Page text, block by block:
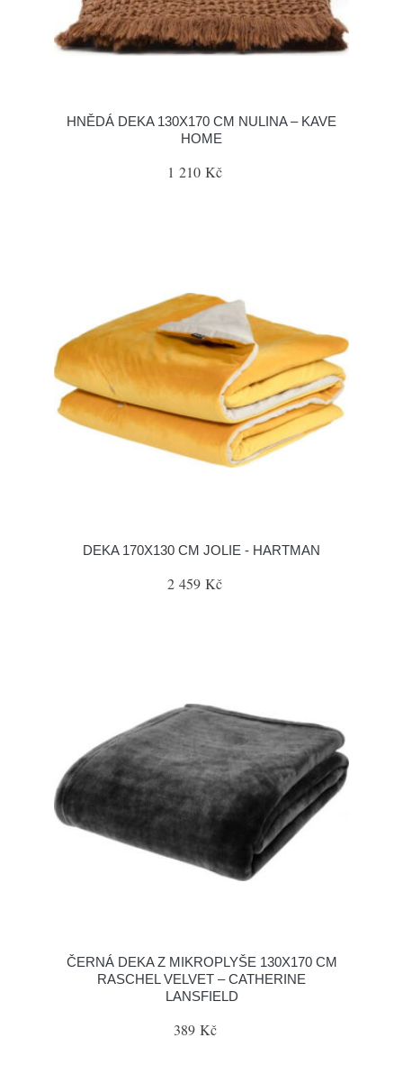
HNĚDÁ DEKA 130X170 CM NULINA – KAVE
HOME
1 210 Kč
DEKA 170X130 CM JOLIE - HARTMAN
2 459 Kč
ČERNÁ DEKA Z MIKROPLYŠE 130X170 CM
RASCHEL VELVET – CATHERINE
LANSFIELD
389 Kč